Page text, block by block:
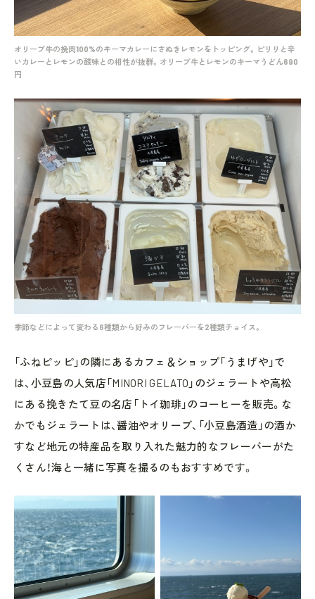
オリーブ牛の挽肉100%のキーマカレーにさぬきレモンをトッピング。ピリリと辛
いカレーとレモンの酸味との相性が抜群。オリーブ牛とレモンのキーマうどん690
円
季節などによって変わる6種類から好みのフレーバーを2種類チョイス。
「ふねピッピ」の隣にあるカフェ＆ショップ「うまげや」で
は、小豆島の人気店「MINORI GELATO」のジェラートや高松
にある挽きたて豆の名店「トイ珈琲」のコーヒーを販売。な
かでもジェラートは、醤油やオリーブ、「小豆島酒造」の酒か
すなど地元の特産品を取り入れた魅力的なフレーバーがた
くさん！海と一緒に写真を撮るのもおすすめです。